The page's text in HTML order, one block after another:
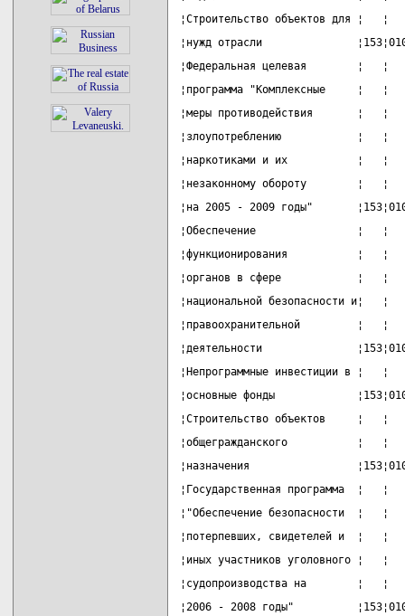
¦Строительство объектов
¦нужд отрасли
¦Федеральная целевая
¦программа "Комплексные
¦меры противодействия
¦злоупотреблению
¦наркотиками и их           ¦
¦незаконному обороту
¦на 2005 - 2009 годы"
¦Обеспечение                ¦
¦функционирования
¦органов в сфере            ¦
¦национальной
¦правоохранительной
¦деятельности
¦Непрограммные инвестиции
¦основные фонды
¦Строительство объектов
¦общегражданского
¦назначения
¦Государственная
¦"Обеспечение
¦потерпевших, свидетелей и
¦иных участников
¦судопроизводства на
¦2006 - 2008 годы"